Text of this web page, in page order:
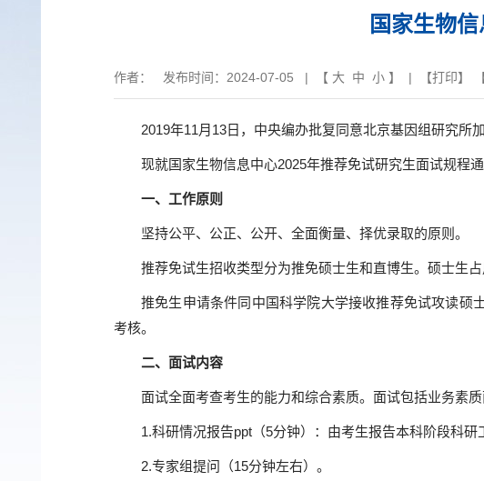
国家生物
作者： 发布时间：2024-07-05 | 【 大 中 小 】 | 【打印】
2019年11月13日，中央编办批复同意北京基因组研究所
现就国家生物信息中心2025年推荐免试研究生面试规程通
一、工作原则
坚持公平、公正、公开、全面衡量、择优录取的原则。
推荐免试生招收类型分为推免硕士生和直博生。硕士生
推免生申请条件同中国科学院大学接收推荐免试攻读硕
考核。
二、面试内容
面试全面考查考生的能力和综合素质。面试包括业务素
1.科研情况报告ppt（5分钟）：由考生报告本科阶段科研
2.专家组提问（15分钟左右）。